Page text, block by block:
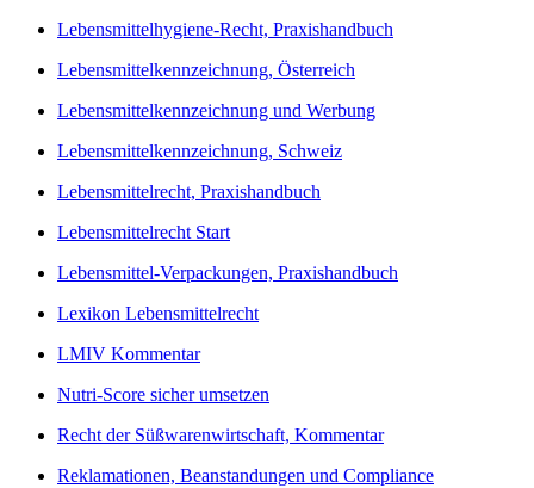
Lebensmittelhygiene-Recht, Praxishandbuch
Lebensmittelkennzeichnung, Österreich
Lebensmittelkennzeichnung und Werbung
Lebensmittelkennzeichnung, Schweiz
Lebensmittelrecht, Praxishandbuch
Lebensmittelrecht Start
Lebensmittel-Verpackungen, Praxishandbuch
Lexikon Lebensmittelrecht
LMIV Kommentar
Nutri-Score sicher umsetzen
Recht der Süßwarenwirtschaft, Kommentar
Reklamationen, Beanstandungen und Compliance